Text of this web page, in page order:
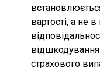
та/або
вартості, а не
страхового